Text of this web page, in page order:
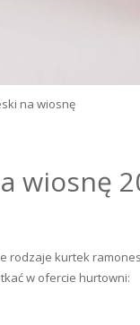
na wiosnę
wiosnę
rodzaje kurtek
w ofercie hurtowni: